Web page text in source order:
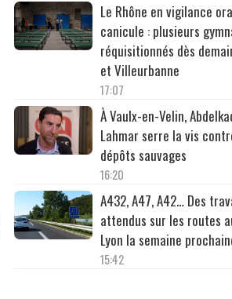
Le Rhône en vigilance
canicule : plusieurs
réquisitionnés dès
et Villeurbanne
17:07
À Vaulx-en-Velin,
Lahmar serre la vis
dépôts sauvages
16:20
A432, A47, A42… Des
attendus sur les routes
Lyon la semaine
15:42